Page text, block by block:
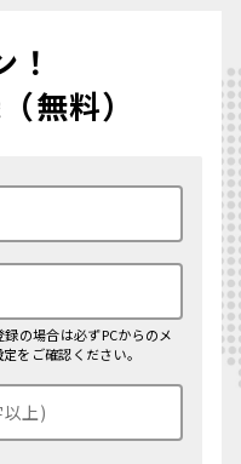
！
無料）
の場合は必ずPCからのメ
をご確認ください。